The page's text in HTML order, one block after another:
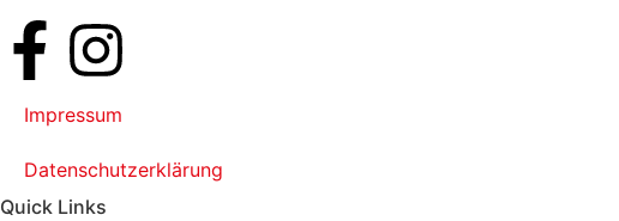
Impressum
Datenschutzerklärung
Quick Links